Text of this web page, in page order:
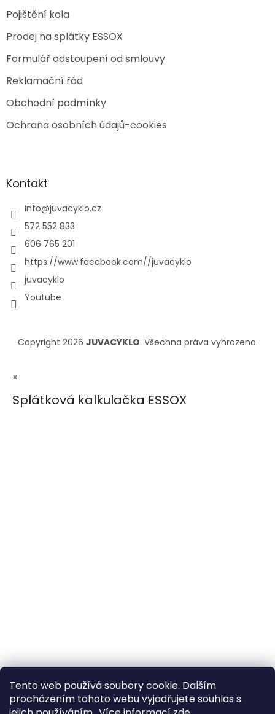
Tento web používá soubory cookie. Dalším
procházením tohoto webu vyjadřujete souhlas s
Pojištění kola
Prodej na splátky ESSOX
Formulář odstoupení od smlouvy
Reklamační řád
Obchodní podmínky
Ochrana osobních údajů-cookies
Kontakt
info@juvacyklo.cz
572 552 833
606 765 201
https://www.facebook.com//juvacyklo
juvacyklo
Youtube
Copyright 2026 JUVACYKLO. Všechna práva vyhrazena.
×
Splátková kalkulačka ESSOX